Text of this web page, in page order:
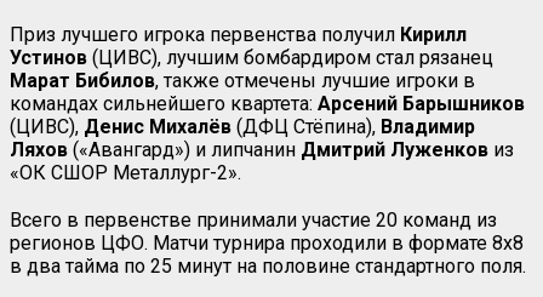
Приз лучшего игрока первенства получил Кирилл
Устинов (ЦИВС), лучшим бомбардиром стал рязанец
Марат Бибилов, также отмечены лучшие игроки в
командах сильнейшего квартета: Арсений Барышников
(ЦИВС), Денис Михалёв (ДФЦ Стёпина), Владимир
Ляхов («Авангард») и липчанин Дмитрий Луженков из
«ОК СШОР Металлург-2».
Всего в первенстве принимали участие 20 команд из
регионов ЦФО. Матчи турнира проходили в формате 8х8
в два тайма по 25 минут на половине стандартного поля.